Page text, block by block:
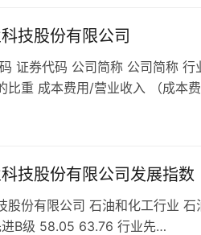
技股份有限公司
证券代码 公司简称 公司简称
比重 成本费用/营业收入 （成本
技股份有限公司发展指数
股份有限公司 石油和化工行业
B级 58.05 63.76 行业先…